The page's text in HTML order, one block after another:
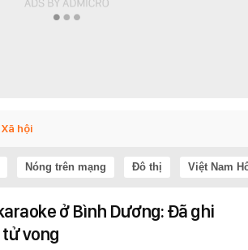
Xã hội
Nóng trên mạng Đô thị Việt Nam
ở Bình Dương: Đã ghi
vong